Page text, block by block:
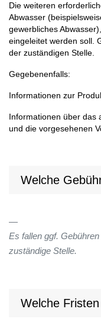
Die weiteren
Abwasser
gewerbliches
eingeleitet werden soll.
der zuständigen Stelle.
Gegebenenfalls:
Informationen zur
Informationen über das
und die vorgesehenen
Welche
Es fallen ggf.
zuständige Stelle.
Welche